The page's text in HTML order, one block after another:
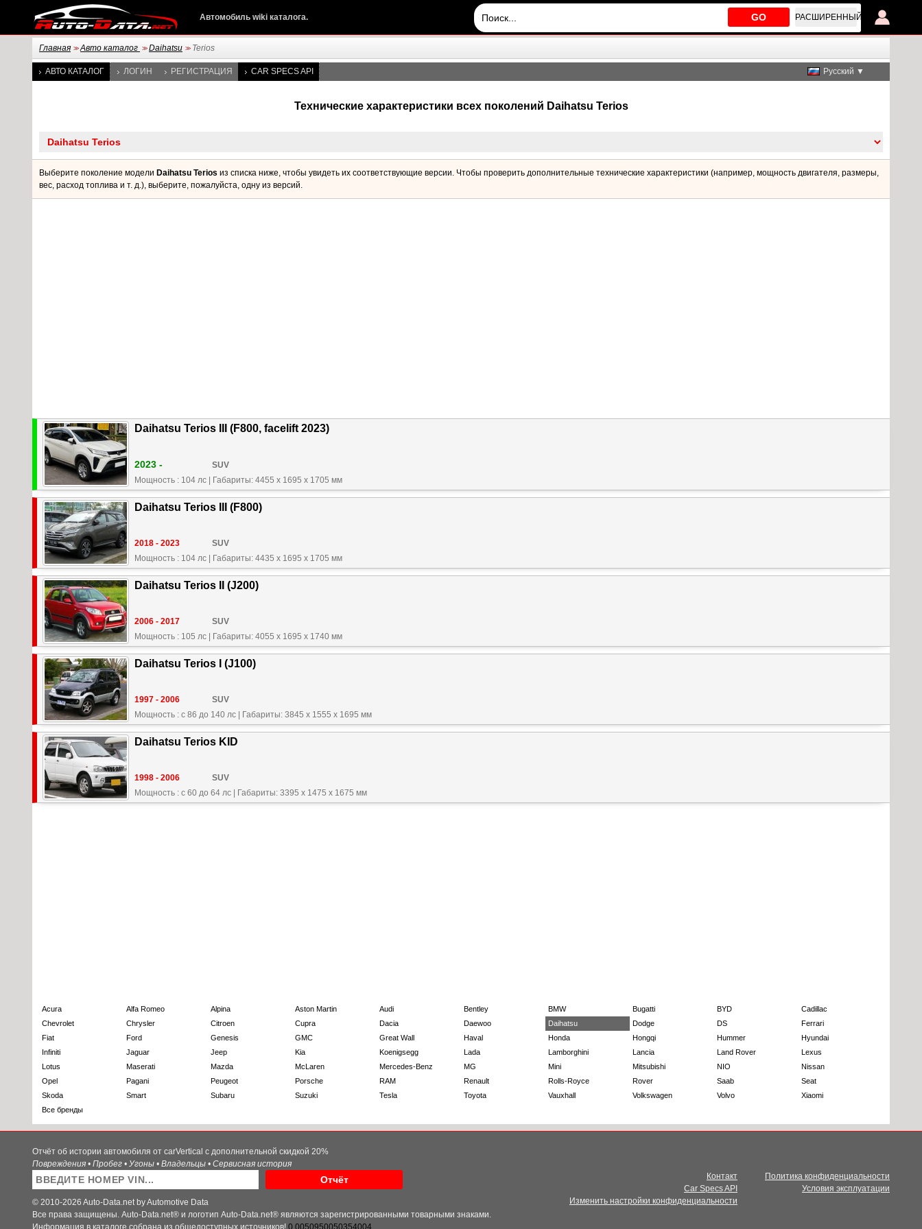
GO РАСШИРЕННЫЙ
Автомобиль wiki каталога.
Главная >> Авто каталог >> Daihatsu >> Terios
АВТО КАТАЛОГ ЛОГИН РЕГИСТРАЦИЯ CAR SPECS API Русский ▼
Технические характеристики всех поколений Daihatsu Terios
Выберите поколение модели Daihatsu Terios из списка ниже, чтобы увидеть их соответствующие версии. Чтобы проверить дополнительные технические характеристики (например, мощность двигателя, размеры,
вес, расход топлива и т. д.), выберите, пожалуйста, одну из версий.
Daihatsu Terios III (F800, facelift 2023)
2023 -
SUV
Мощность : 104 лс
Габариты: 4455 x 1695 x 1705 мм
Daihatsu Terios III (F800)
2018 - 2023
SUV
Мощность : 104 лс
Габариты: 4435 x 1695 x 1705 мм
Daihatsu Terios II (J200)
2006 - 2017
SUV
Мощность : 105 лс
Габариты: 4055 x 1695 x 1740 мм
Daihatsu Terios I (J100)
1997 - 2006
SUV
Мощность : с 86 до 140 лс
Габариты: 3845 x 1555 x 1695 мм
Daihatsu Terios KID
1998 - 2006
SUV
Мощность : с 60 до 64 лс
Габариты: 3395 x 1475 x 1675 мм
Acura Alfa Romeo Alpina Aston Martin Audi Bentley BMW Bugatti BYD
Cadillac
Chevrolet
Chrysler Citroen Cupra Dacia Daewoo Daihatsu Dodge DS
Ferrari
Fiat
Ford Genesis GMC Great Wall Haval Honda Hongqi Hummer
Hyundai
Infiniti
Jaguar Jeep Kia Koenigsegg Lada Lamborghini Lancia Land Rover
Lexus
Lotus
Maserati Mazda McLaren Mercedes-Benz MG Mini Mitsubishi NIO
Nissan
Opel
Pagani Peugeot Porsche RAM Renault Rolls-Royce Rover Saab
Seat
Skoda
Smart Subaru Suzuki Tesla Toyota Vauxhall Volkswagen Volvo
Xiaomi
Все бренды
Отчёт об истории автомобиля от carVertical с дополнительной скидкой 20%
Повреждения • Пробег • Угоны • Владельцы • Сервисная история
Отчёт
Политика конфиденциальности
Условия эксплуатации
Контакт
Car Specs API
Изменить настройки конфиденциальности
© 2010-2026 Auto-Data.net by Automotive Data
Все права защищены. Auto-Data.net® и логотип Auto-Data.net® являются зарегистрированными товарными знаками.
Информация в каталоге собрана из общедоступных источников! 0.0050950050354004